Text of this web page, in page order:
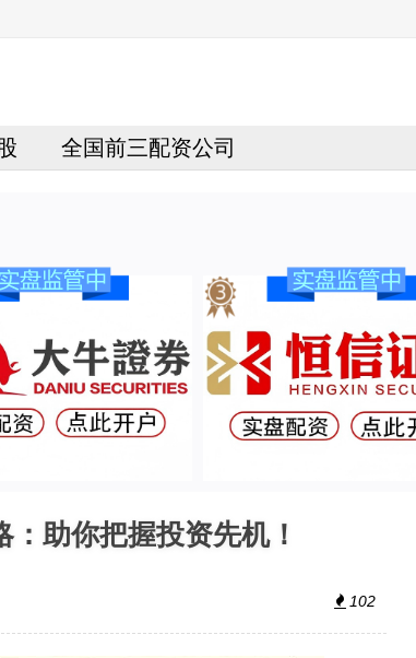
全国前三配资公司
助你把握投资先机！
102